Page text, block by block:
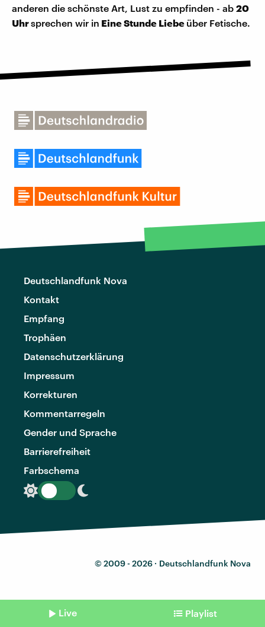
anderen die schönste Art, Lust zu empfinden - ab 20
Uhrsprechen wir in Eine Stunde Liebe über Fetische.
Deutschlandfunk Nova
Kontakt
Empfang
Trophäen
Datenschutzerklärung
Impressum
Korrekturen
Kommentarregeln
Gender und Sprache
Barrierefreiheit
Farbschema
© 2009 - 2026 · Deutschlandfunk Nova
Live Playlist